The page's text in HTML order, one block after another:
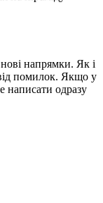
напрямки. Як і
від помилок. Якщо у
написати одразу